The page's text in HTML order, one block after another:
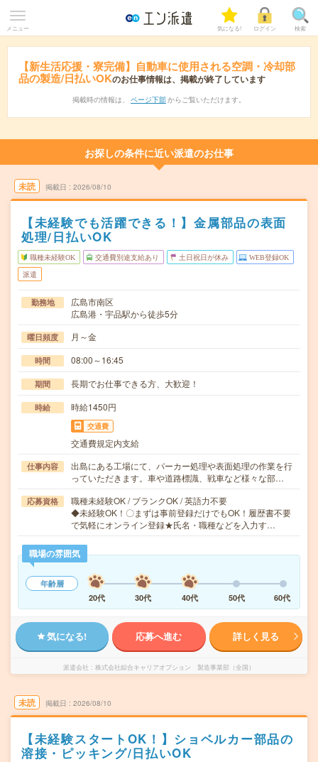
メニュー 気になる! ログイン 検索
【新生活応援・寮完備】自動車に使用される空調・冷却部
品の製造/日払いOKのお仕事情報は、掲載が終了しています
掲載時の情報は、 ページ下部 からご覧いただけます。
お探しの条件に近い派遣のお仕事
未読 掲載日 2026/08/10
【未経験でも活躍できる！】金属部品の表面
処理/日払いOK
職種未経験OK 交通費別途支給あり 土日祝日が休み WEB登録OK
派遣
勤務地
広島市南区
広島港・宇品駅から徒歩5分
曜日頻度 月～金
時間 08:00～16:45
期間 長期でお仕事できる方、大歓迎！
時給 時給1450円
交通費
交通費規定内支給
仕事内容
出島にある工場にて、パーカー処理や表面処理の作業を行
っていただきます。車や道路標識、戦車など様々な部…
応募資格
職種未経験OK / ブランクOK / 英語力不要
◆未経験OK！〇まずは事前登録だけでもOK！履歴書不要
で気軽にオンライン登録★氏名・職種などを入力す…
職場の雰囲気
年齢層
20代
30代 40代 50代 60代
気になる! 応募へ進む 詳しく見る
派遣会社 株式会社綜合キャリアオプション 製造事業部（全国）
未読 掲載日 2026/08/10
【未経験スタートOK！】ショベルカー部品の
溶接・ピッキング/日払いOK